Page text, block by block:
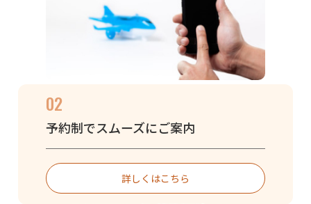
02
予約制でスムーズにご案内
詳しくはこちら